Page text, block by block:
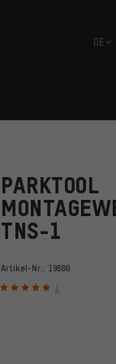
DE
PARKTOOL
TNS-1
Artikel-Nr.: 19680
1